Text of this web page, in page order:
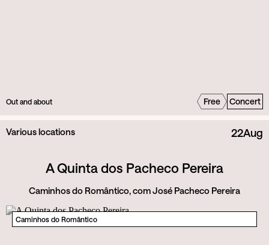
Out and about Free Concert
Various locations 22Aug
A Quinta dos Pacheco Pereira
Caminhos do Romântico, com José Pacheco Pereira
Caminhos do Romântico